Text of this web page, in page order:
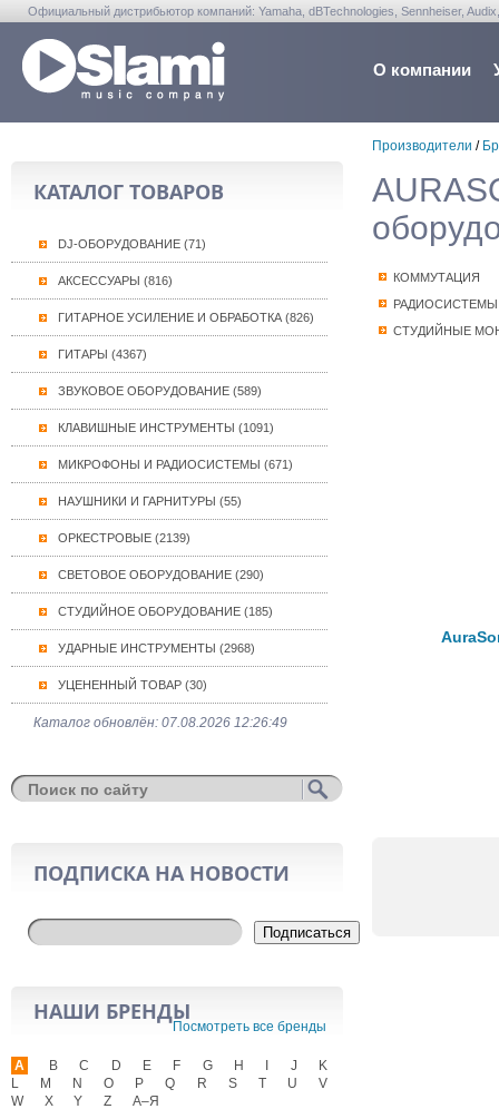
Официальный дистрибьютор компаний: Yamaha, dBTechnologies, Sennheiser,
О компании
КАТАЛОГ ТОВАРОВ
DJ-ОБОРУДОВАНИЕ (71)
АКСЕССУАРЫ (816)
ГИТАРНОЕ УСИЛЕНИЕ И ОБРАБОТКА (826)
ГИТАРЫ (4367)
ЗВУКОВОЕ ОБОРУДОВАНИЕ (589)
КЛАВИШНЫЕ ИНСТРУМЕНТЫ (1091)
МИКРОФОНЫ И РАДИОСИСТЕМЫ (671)
НАУШНИКИ И ГАРНИТУРЫ (55)
ОРКЕСТРОВЫЕ (2139)
СВЕТОВОЕ ОБОРУДОВАНИЕ (290)
СТУДИЙНОЕ ОБОРУДОВАНИЕ (185)
УДАРНЫЕ ИНСТРУМЕНТЫ (2968)
УЦЕНЕННЫЙ ТОВАР (30)
Каталог обновлён: 07.08.2026 12:26:49
ПОДПИСКА НА НОВОСТИ
Подписаться
НАШИ БРЕНДЫ
Посмотреть все бренды
A B C D E F G H J
K
L
M N O P Q R S T U
V
W
X Y Z А–Я
Производители /
КОММУТАЦИЯ
РАДИОСИСТЕМЫ
СТУДИЙНЫЕ